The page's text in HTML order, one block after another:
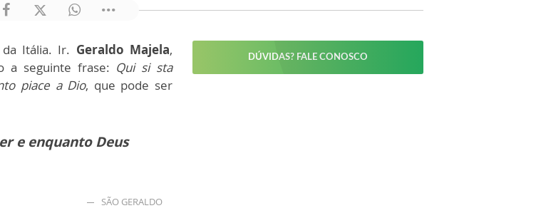
Itália. Ir. Geraldo Majela,
a seguinte frase: Qui si sta
piace a Dio, que pode ser
e enquanto Deus
SÃO GERALDO
DÚVIDAS? FALE CONOSCO